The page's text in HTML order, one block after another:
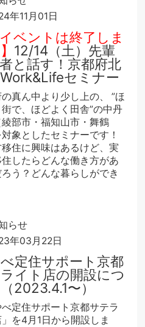
年11月01日
イベントは終了しま
12/14（土）先輩
と話す！京都府北
セミナー
真ん中より少し上の、 ”ほ
街で、ほどよく田舎”の中丹
部市・福知山市・舞鶴
象としたセミナーです！
移住に興味はあるけど、実
したらどんな働き方があ
ろう？どんな暮らしができ
らせ
年03月22日
定住サポート京都
イト店の開設につ
2023.4.1〜）
べ定住サポート京都サテラ
を4月1日から開設しま